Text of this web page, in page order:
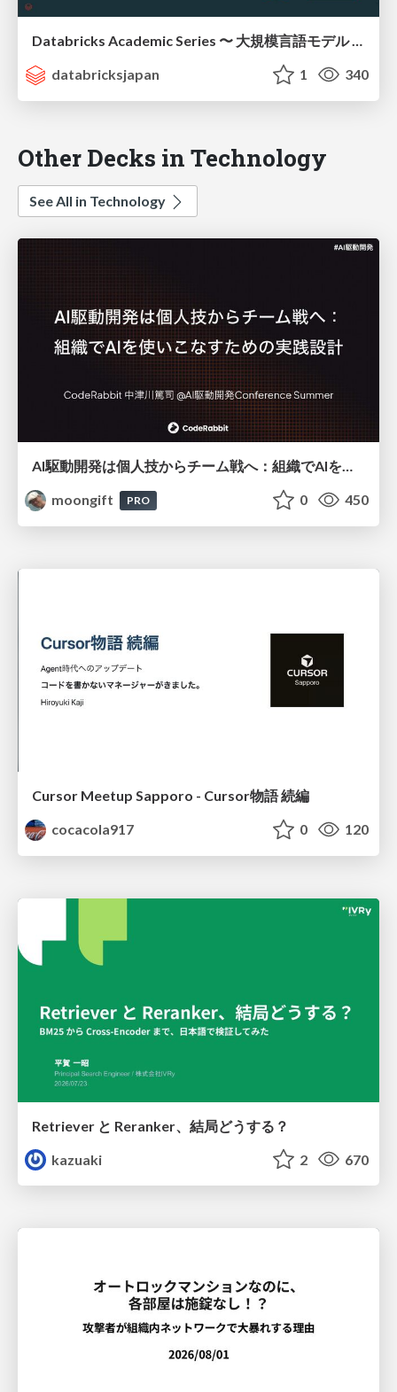
Databricks Academic Series 〜 大規模言語モデル / エージェント編 〜 / academic-series-llm
databricksjapan
1 340
Other Decks in Technology
See All in Technology
moongift
PRO 0 450
Cursor Meetup Sapporo - Cursor物語 続編
cocacola917
0 120
Retriever と Reranker、結局どうする？
kazuaki
2 670